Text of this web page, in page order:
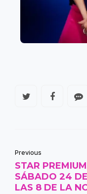
Previous
STAR
SÁBADO 24
LAS 8 DE LA